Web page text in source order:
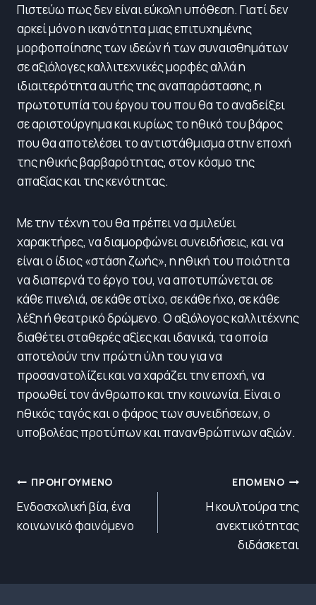
Πιστεύω πως δεν είναι εύκολη υπόθεση. Γιατί δεν
αρκεί μόνο η ικανότητα μιας επιτυχημένης
μορφοποίησης των ιδεών ή των συναισθημάτων
σε αξιόλογες καλλιτεχνικές μορφές αλλά η
ιδιαιτερότητα αυτής της αναπαράστασης, η
πρωτοτυπία του έργου του που θα το αναδείξει
σε αριστούργημα και κυρίως το ηθικό του βάρος
που θα αποτελέσει το αντιστάθμισμα στην εποχή
της ηθικής βαρβαρότητας, στον κόσμο της
απαξίας και της κενότητας.
Με την τέχνη του θα πρέπει να σμιλεύει
χαρακτήρες, να διαμορφώνει συνειδήσεις, και να
είναι ο ίδιος «στάση ζωής», η ηθική του ποιότητα
να διαπερνά το έργο του, να αποτυπώνεται σε
κάθε πινελιά, σε κάθε στίχο, σε κάθε ήχο, σε κάθε
λέξη ή θεατρικό δρώμενο. Ο αξιόλογος καλλιτέχνης
διαθέτει σταθερές αξίες και ιδανικά, τα οποία
αποτελούν την πρώτη ύλη του για να
προσανατολίζει και να χαράζει την εποχή, να
προωθεί τον άνθρωπο και την κοινωνία. Είναι ο
ηθικός ταγός και ο φάρος των συνειδήσεων, ο
υποβολέας προτύπων και πανανθρώπινων αξιών.
Πλοήγηση
άρθρων
ΠΡΟΗΓΟΎΜΕΝΟ
Ενδοσχολική βία, ένα
κοινωνικό φαινόμενο
ΕΠΌΜΕΝΟ
Η κουλτούρα της
ανεκτικότητας
διδάσκεται